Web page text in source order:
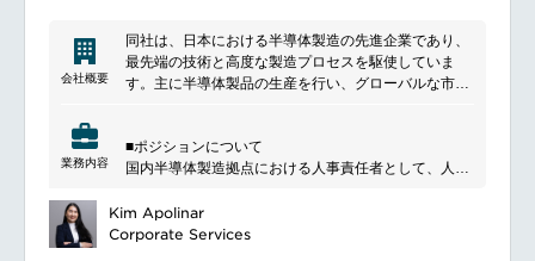
会社概要
同社は、日本における半導体製造の先進企業であり、
最先端の技術と高度な製造プロセスを駆使していま
す。主に半導体製品の生産を行い、グローバルな市場
るための多岐にわたるサービスを提供しています。持
続可能な成長を目指し、環境に配慮した取り組みも推
業務内容
■ポジションについて
国内半導体製造拠点における人事責任者として、人事
いただきます。
経営陣の戦略パートナーとして、組織運営、人材マネ
Kim Apolinar
Corporate Services